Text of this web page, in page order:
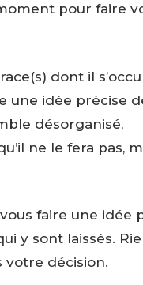
pour faire
dont il
une idée précise
désorganisé,
ne le fera pas,
faire une idée
y sont laissés.
votre décision.